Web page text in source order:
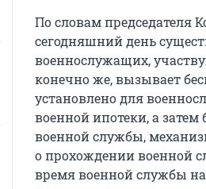
По словам председателя
сегодняшний день
военнослужащих,
конечно же, вызывает
установлено для
военной ипотеки, а
военной службы,
о прохождении военной
время военной службы